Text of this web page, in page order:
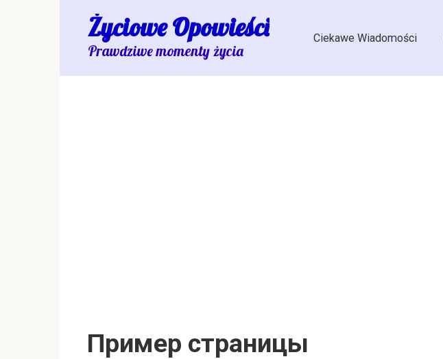
Życiowe Opowieści
Prawdziwe momenty życia
Ciekawe Wiadomości
Пример страницы